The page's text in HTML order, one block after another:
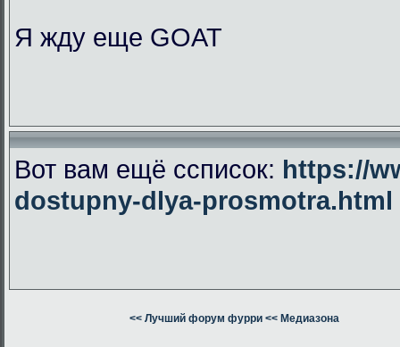
Я жду еще GOAT
Вот вам ещё ссписок: https://
dostupny-dlya-prosmotra.html
<< Лучший форум фурри << Медиазона